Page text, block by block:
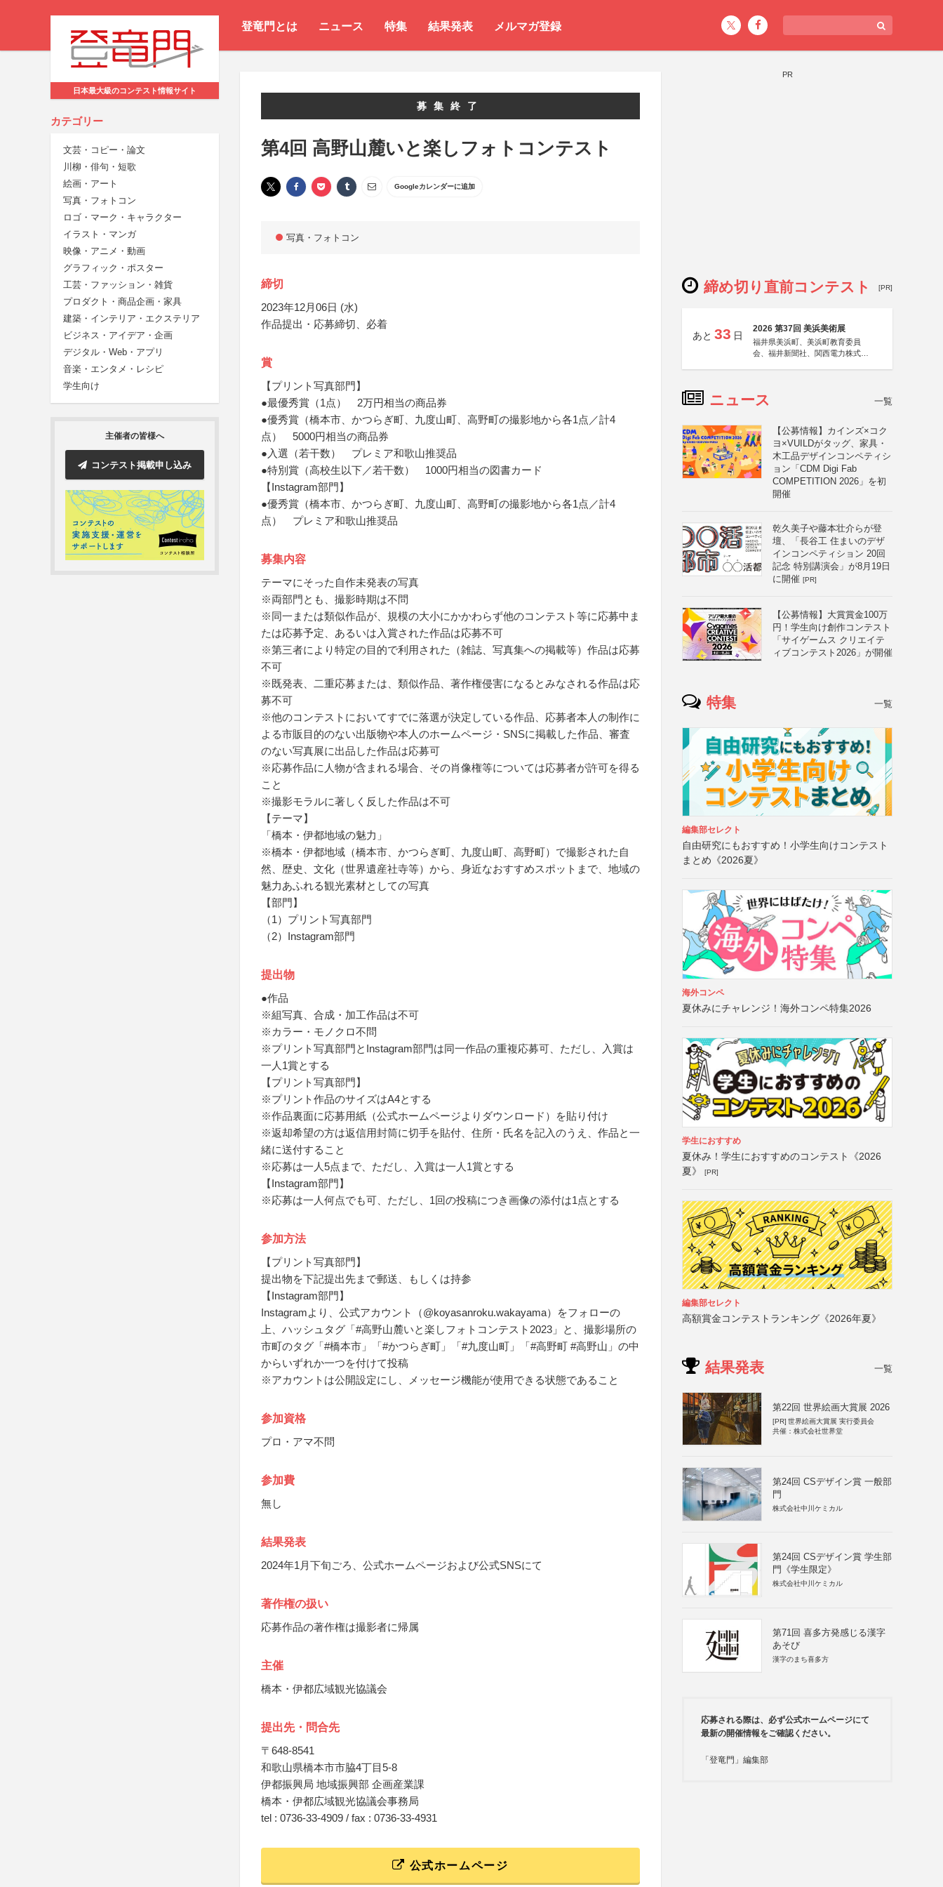
登竜門とは ニュース 特集 結果発表 メルマガ登録
日本最大級のコンテスト情報サイト
カテゴリー
文芸・コピー・論文
川柳・俳句・短歌
絵画・アート
写真・フォトコン
ロゴ・マーク・キャラクター
イラスト・マンガ
映像・アニメ・動画
グラフィック・ポスター
工芸・ファッション・雑貨
プロダクト・商品企画・家具
建築・インテリア・エクステリア
ビジネス・アイデア・企画
デジタル・Web・アプリ
音楽・エンタメ・レシピ
学生向け
主催者の皆様へ
コンテスト掲載申し込み
募集終了
第4回 高野山麓いと楽しフォトコンテスト
Googleカレンダーに追加
写真・フォトコン
締切
2023年12月06日 (水)
作品提出・応募締切、必着
賞
【プリント写真部門】
●最優秀賞（1点） 2万円相当の商品券
●優秀賞（橋本市、かつらぎ町、九度山町、高野町の撮影地から各1点／計4
点） 5000円相当の商品券
●入選（若干数） プレミア和歌山推奨品
●特別賞（高校生以下／若干数） 1000円相当の図書カード
【Instagram部門】
●優秀賞（橋本市、かつらぎ町、九度山町、高野町の撮影地から各1点／計4
点） プレミア和歌山推奨品
募集内容
テーマにそった自作未発表の写真
※両部門とも、撮影時期は不問
※同一または類似作品が、規模の大小にかかわらず他のコンテスト等に応募中ま
たは応募予定、あるいは入賞された作品は応募不可
※第三者により特定の目的で利用された（雑誌、写真集への掲載等）作品は応募
不可
※既発表、二重応募または、類似作品、著作権侵害になるとみなされる作品は応
募不可
※他のコンテストにおいてすでに落選が決定している作品、応募者本人の制作に
よる市販目的のない出版物や本人のホームページ・SNSに掲載した作品、審査
のない写真展に出品した作品は応募可
※応募作品に人物が含まれる場合、その肖像権等については応募者が許可を得る
こと
※撮影モラルに著しく反した作品は不可
【テーマ】
「橋本・伊都地域の魅力」
※橋本・伊都地域（橋本市、かつらぎ町、九度山町、高野町）で撮影された自
然、歴史、文化（世界遺産社寺等）から、身近なおすすめスポットまで、地域の
魅力あふれる観光素材としての写真
【部門】
（1）プリント写真部門
（2）Instagram部門
提出物
●作品
※組写真、合成・加工作品は不可
※カラー・モノクロ不問
※プリント写真部門とInstagram部門は同一作品の重複応募可、ただし、入賞は
一人1賞とする
【プリント写真部門】
※プリント作品のサイズはA4とする
※作品裏面に応募用紙（公式ホームページよりダウンロード）を貼り付け
※返却希望の方は返信用封筒に切手を貼付、住所・氏名を記入のうえ、作品と一
緒に送付すること
※応募は一人5点まで、ただし、入賞は一人1賞とする
【Instagram部門】
※応募は一人何点でも可、ただし、1回の投稿につき画像の添付は1点とする
参加方法
【プリント写真部門】
提出物を下記提出先まで郵送、もしくは持参
【Instagram部門】
Instagramより、公式アカウント（@koyasanroku.wakayama）をフォローの
上、ハッシュタグ「#高野山麓いと楽しフォトコンテスト2023」と、撮影場所の
市町のタグ「#橋本市」「#かつらぎ町」「#九度山町」「#高野町 #高野山」の中
からいずれか一つを付けて投稿
※アカウントは公開設定にし、メッセージ機能が使用できる状態であること
参加資格
プロ・アマ不問
参加費
無し
結果発表
2024年1月下旬ごろ、公式ホームページおよび公式SNSにて
著作権の扱い
応募作品の著作権は撮影者に帰属
主催
橋本・伊都広域観光協議会
提出先・問合先
〒648-8541
和歌山県橋本市市脇4丁目5-8
伊都振興局 地域振興部 企画産業課
橋本・伊都広域観光協議会事務局
tel : 0736-33-4909 / fax : 0736-33-4931
公式ホームページ
PR
締め切り直前コンテスト [PR]
あと 33 日
2026 第37回 美浜美術展
福井県美浜町、美浜町教育委員
会、福井新聞社、関西電力株式会
ニュース 一覧
【公募情報】カインズ×コク
ヨ×VUILDがタッグ、家具・
木工品デザインコンペティシ
ョン「CDM Digi Fab
COMPETITION 2026」を初
開催
乾久美子や藤本壮介らが登
壇、「長谷工 住まいのデザ
インコンペティション 20回
記念 特別講演会」が8月19日
に開催 [PR]
【公募情報】大賞賞金100万
円！学生向け創作コンテスト
「サイゲームス クリエイテ
ィブコンテスト2026」が開催
特集 一覧
編集部セレクト
自由研究にもおすすめ！小学生向けコンテスト
まとめ《2026夏》
海外コンペ
夏休みにチャレンジ！海外コンペ特集2026
学生におすすめ
夏休み！学生におすすめのコンテスト《2026
夏》
[PR]
編集部セレクト
高額賞金コンテストランキング《2026年夏》
結果発表 一覧
第22回 世界絵画大賞展 2026
[PR] 世界絵画大賞展 実行委員会
共催：株式会社世界堂
第24回 CSデザイン賞 一般部
門
株式会社中川ケミカル
第24回 CSデザイン賞 学生部
門《学生限定》
株式会社中川ケミカル
第71回 喜多方発感じる漢字
あそび
漢字のまち喜多方
応募される際は、必ず公式ホームページにて
最新の開催情報をご確認ください。
「登竜門」編集部